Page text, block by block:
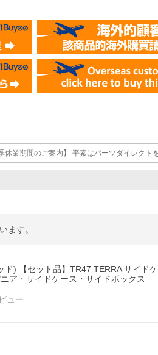
休業期間のご案内】 平素はパーツダイレクト
【2026年8月14日(金)～2026年8月16日(日)
ます。
ド) 【セット品】TR47 TERRA サイド
ニア・サイドケース・サイドボックス
ュー